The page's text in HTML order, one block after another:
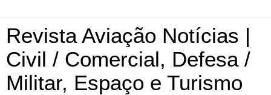
Revista Aviação Notícias |
Civil / Comercial, Defesa /
Militar, Espaço e Turismo